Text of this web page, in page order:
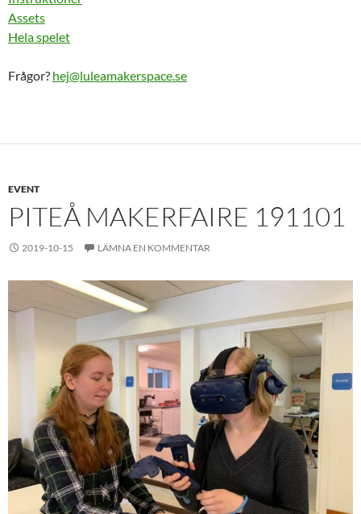
Assets
Hela spelet
Frågor? hej@luleamakerspace.se
EVENT
PITEÅ MAKERFAIRE 191101
2019-10-15 LÄMNA EN KOMMENTAR